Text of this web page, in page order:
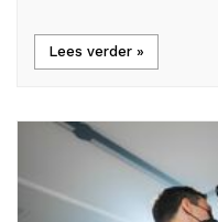
Lees verder »